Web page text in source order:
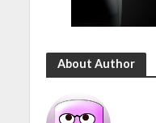
About Author